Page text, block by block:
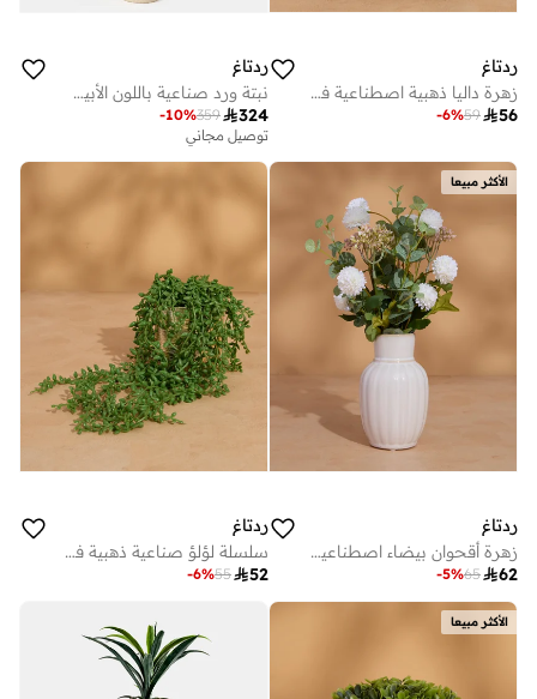
ردتاغ
زهرة داليا ذهبية اصطناعية في أصيص (ارتفاع 17 سم × عرض 25 سم)
56
59
-6%
ردتاغ
نبتة ورد صناعية باللون الأبيض في وعاء سيراميك
324
359
-10%
توصيل مجاني
الأكثر مبيعا
ردتاغ
زهرة أقحوان بيضاء اصطناعية في مزهرية سيراميك – 35 سم
62
65
-5%
ردتاغ
سلسلة لؤلؤ صناعية ذهبية في وعاء (40 سم ارتفاع × 15 سم قطر)
52
55
-6%
الأكثر مبيعا